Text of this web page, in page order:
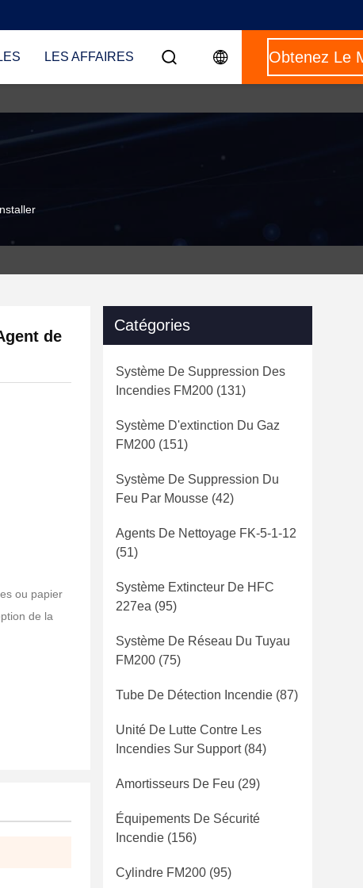
LES AFFAIRES
de
ou papier
de la
Catégories
Système De Suppression Des
Incendies FM200 (131)
Système D'extinction Du Gaz
FM200 (151)
Système De Suppression Du
Feu Par Mousse (42)
Agents De Nettoyage FK-5-1-12
(51)
Système Extincteur De HFC
227ea (95)
Système De Réseau Du Tuyau
FM200 (75)
Tube De Détection Incendie (87)
Unité De Lutte Contre Les
Incendies Sur Support(84)
Amortisseurs De Feu (29)
Équipements De Sécurité
Incendie (156)
Cylindre FM200 (95)